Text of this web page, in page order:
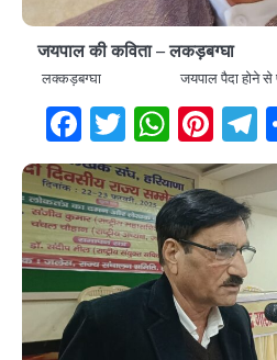
जयपाल की कविता – लकड़बग्घा
लक्कड़बग्घा जयपाल पैदा होने से
Facebook
Twitter